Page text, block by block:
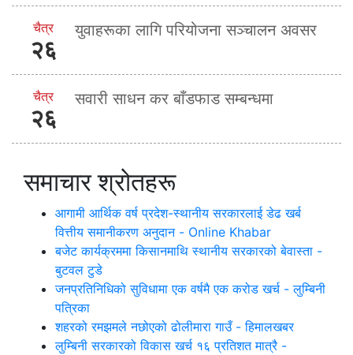
चैत्र
२६
युवाहरूका लागि परियोजना सञ्चालन अवसर
चैत्र
२६
सवारी साधन कर बाँडफाड सम्बन्धमा
समाचार श्रोतहरू
आगामी आर्थिक वर्ष प्रदेश-स्थानीय सरकारलाई डेढ खर्ब
वित्तीय समानीकरण अनुदान - Online Khabar
बजेट कार्यक्रममा किसानमाथि स्थानीय सरकारको बेवास्ता -
बुटवल टुडे
जनप्रतिनिधिको सुविधामा एक वर्षमै एक करोड खर्च - लुम्बिनी
पत्रिका
शहरको रमझमले नछोएको ढोलीमारा गाउँ - हिमालखबर
लुम्बिनी सरकारको विकास खर्च १६ प्रतिशत मात्रै -